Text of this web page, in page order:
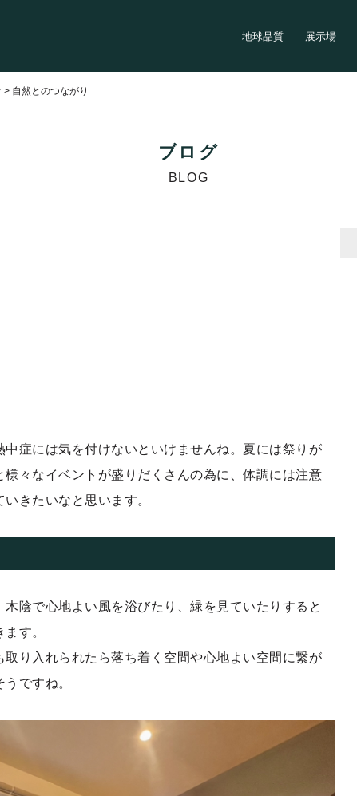
地球品質 展示場
> 自然とのつながり
ブログ
BLOG
症には気を付けないといけませんね。夏には祭りが
々なイベントが盛りだくさんの為に、体調には注意
きたいなと思います。
陰で心地よい風を浴びたり、緑を見ていたりすると
す。
り入れられたら落ち着く空間や心地よい空間に繋が
ですね。